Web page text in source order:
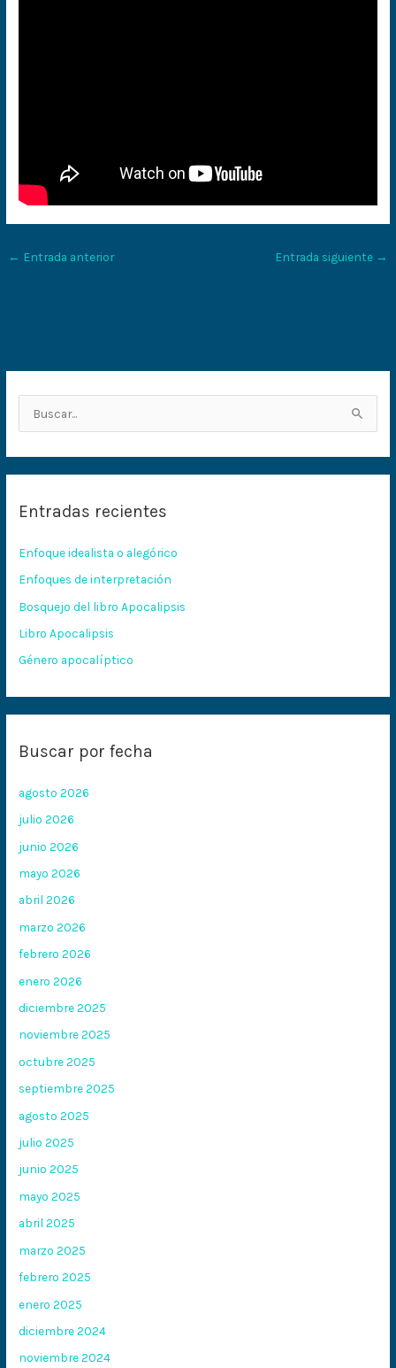
← Entrada anterior Entrada siguiente →
a
p
o
r
:
Entradas recientes
Enfoque idealista o alegórico
Enfoques de interpretación
Bosquejo del libro Apocalipsis
Libro Apocalipsis
Género apocalíptico
Buscar por fecha
agosto 2026
julio 2026
junio 2026
mayo 2026
abril 2026
marzo 2026
febrero 2026
enero 2026
diciembre 2025
noviembre 2025
octubre 2025
septiembre 2025
agosto 2025
julio 2025
junio 2025
mayo 2025
abril 2025
marzo 2025
febrero 2025
enero 2025
diciembre 2024
noviembre 2024